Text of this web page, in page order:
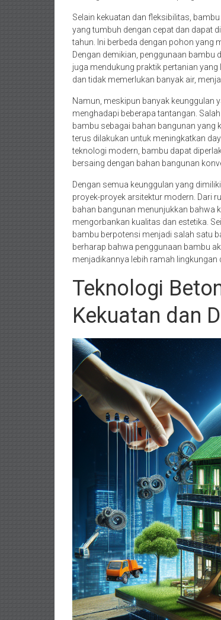
Selain kekuatan dan fleksibilitas,
yang tumbuh dengan cepat dan dapat
tahun. Ini berbeda dengan pohon yang
Dengan demikian, penggunaan
juga mendukung praktik pertanian
dan tidak memerlukan banyak air,
Namun, meskipun banyak keunggulan
menghadapi beberapa tantangan.
bambu sebagai bahan bangunan yang
terus dilakukan untuk meningkatkan
teknologi modern, bambu dapat
bersaing dengan bahan bangunan
Dengan semua keunggulan yang
proyek-proyek arsitektur modern. Dari
bahan bangunan menunjukkan bahwa
mengorbankan kualitas dan estetika.
bambu berpotensi menjadi salah satu
berharap bahwa penggunaan bambu
menjadikannya lebih ramah lingkungan
Teknologi
Kekuatan dan